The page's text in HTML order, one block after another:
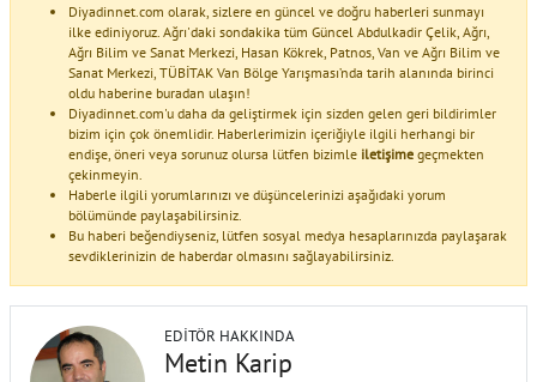
Diyadinnet.com olarak, sizlere en güncel ve doğru haberleri sunmayı
ilke ediniyoruz. Ağrı'daki sondakika tüm Güncel Abdulkadir Çelik, Ağrı,
Ağrı Bilim ve Sanat Merkezi, Hasan Kökrek, Patnos, Van ve Ağrı Bilim ve
Sanat Merkezi, TÜBİTAK Van Bölge Yarışması’nda tarih alanında birinci
oldu haberine buradan ulaşın!
Diyadinnet.com'u daha da geliştirmek için sizden gelen geri bildirimler
bizim için çok önemlidir. Haberlerimizin içeriğiyle ilgili herhangi bir
endişe, öneri veya sorunuz olursa lütfen bizimle iletişime geçmekten
çekinmeyin.
Haberle ilgili yorumlarınızı ve düşüncelerinizi aşağıdaki yorum
bölümünde paylaşabilirsiniz.
Bu haberi beğendiyseniz, lütfen sosyal medya hesaplarınızda paylaşarak
sevdiklerinizin de haberdar olmasını sağlayabilirsiniz.
EDITÖR HAKKINDA
Metin Karip